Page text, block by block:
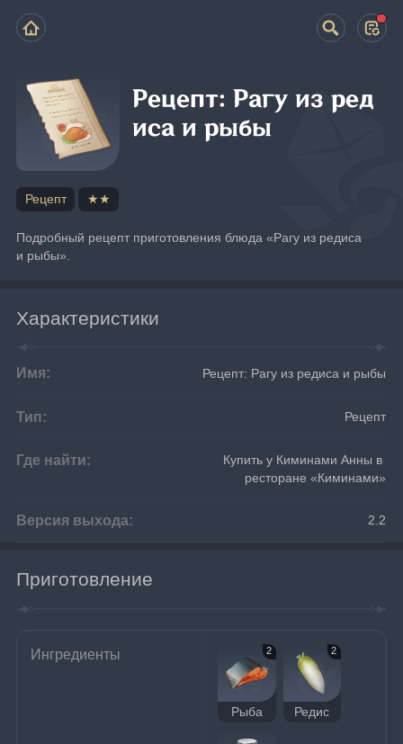
Рецепт: Рагу из ред
иса и рыбы
Рецепт ★★
Подробный рецепт приготовления блюда «Рагу из редиса
и рыбы».
Характеристики
Имя: Рецепт: Рагу из редиса и рыбы
Тип: Рецепт
Где найти:
Купить у Киминами Анны в
ресторане «Киминами»
Версия выхода: 2.2
Приготовление
Ингредиенты 2
Рыба
2
Редис